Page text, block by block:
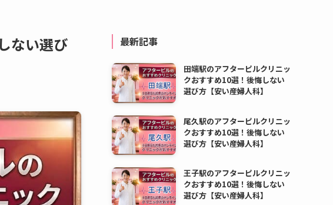
ない選び
最新記事
田端駅のアフターピルクリニッ
クおすすめ10選！後悔しない
選び方【安い産婦人科】
尾久駅のアフターピルクリニッ
クおすすめ10選！後悔しない
選び方【安い産婦人科】
王子駅のアフターピルクリニッ
クおすすめ10選！後悔しない
選び方【安い産婦人科】